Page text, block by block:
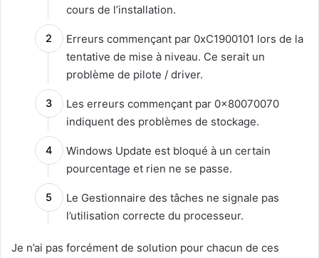
cours de l’installation.
Erreurs commençant par 0xC1900101 lors de la
tentative de mise à niveau. Ce serait un
problème de pilote / driver.
Les erreurs commençant par 0x80070070
indiquent des problèmes de stockage.
Windows Update est bloqué à un certain
pourcentage et rien ne se passe.
Le Gestionnaire des tâches ne signale pas
l’utilisation correcte du processeur.
Je n’ai pas forcément de solution pour chacun de ces